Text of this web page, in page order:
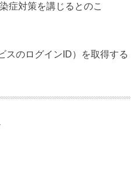
症対策を講じるとのこ
スのログインID）を取得する